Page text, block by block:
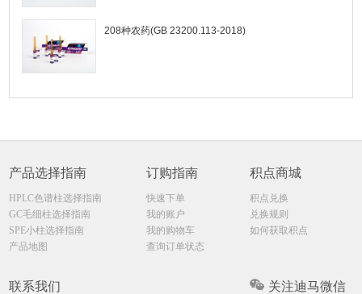
208种农药(GB 23200.113-2018)
产品选择指南
HPLC色谱柱选择指南
GC毛细柱选择指南
SPE小柱选择指南
产品地图
订购指南
快速下单
我的账户
我的购物车
查询订单状态
积点商城
积点兑换
兑换规则
如何获取积点
联系我们 关注迪马微信